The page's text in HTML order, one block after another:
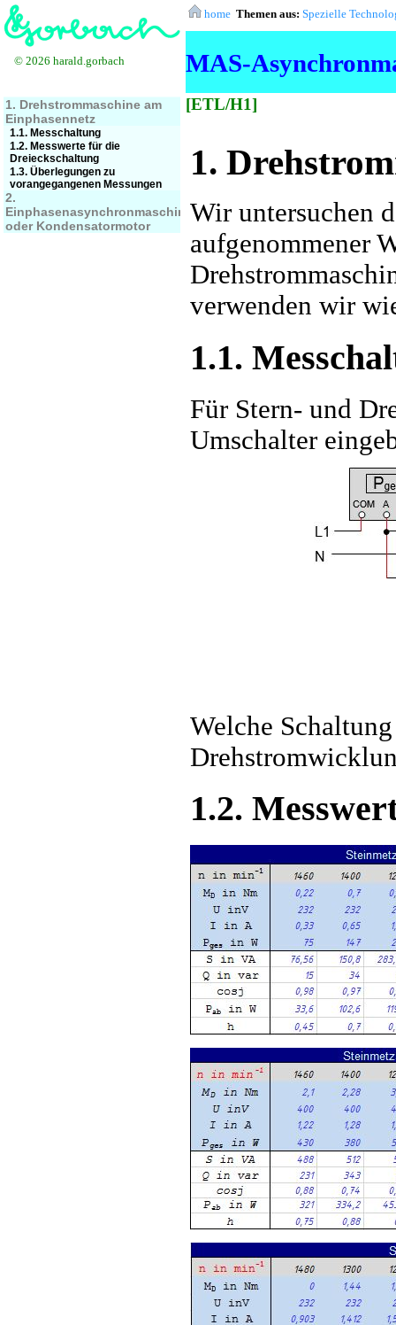
home Themen aus: Spezielle
MAS-
[ETL/H1]
© 2026 harald.gorbach
1. Drehstrommaschine am
Einphasennetz
1.1. Messchaltung
1.2. Messwerte für die
Dreieckschaltung
1.3. Überlegungen zu
vorangegangenen Messungen
2.
Einphasenasynchronmaschine
oder Kondensatormotor
1.
Wir untersuchen
aufgenommener
verwenden wir
1.1.
Für Stern- und
Umschalter
Welche
1.2.